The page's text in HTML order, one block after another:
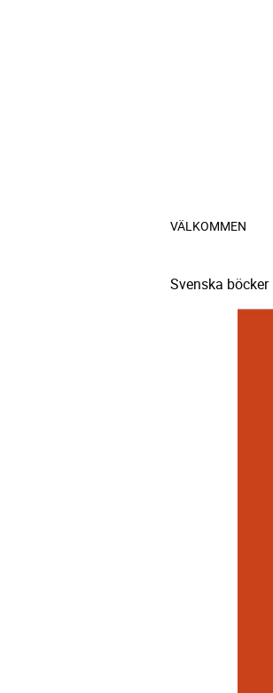
VÄLKOMMEN
Svenska böcker